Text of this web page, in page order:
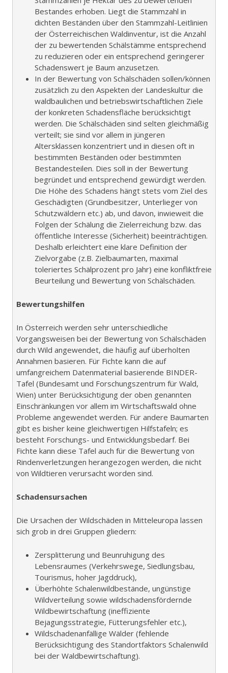
Bestandes erhoben. Liegt die Stammzahl in
dichten Beständen über den Stammzahl-Leitlinien
der Österreichischen Waldinventur, ist die Anzahl
der zu bewertenden Schälstämme entsprechend
zu reduzieren oder ein entsprechend geringerer
Schadenswert je Baum anzusetzen.
In der Bewertung von Schälschäden sollen/können
zusätzlich zu den Aspekten der Landeskultur die
waldbaulichen und betriebswirtschaftlichen Ziele
der konkreten Schadensfläche berücksichtigt
werden. Die Schälschäden sind selten gleichmäßig
verteilt; sie sind vor allem in jüngeren
Altersklassen konzentriert und in diesen oft in
bestimmten Beständen oder bestimmten
Bestandesteilen. Dies soll in der Bewertung
begründet und entsprechend gewürdigt werden.
Die Höhe des Schadens hängt stets vom Ziel des
Geschädigten (Grundbesitzer, Unterlieger von
Schutzwäldern etc.) ab, und davon, inwieweit die
Folgen der Schälung die Zielerreichung bzw. das
öffentliche Interesse (Sicherheit) beeinträchtigen.
Deshalb erleichtert eine klare Definition der
Zielvorgabe (z.B. Zielbaumarten, maximal
toleriertes Schälprozent pro Jahr) eine konfliktfreie
Beurteilung und Bewertung von Schälschäden.
Bewertungshilfen
In Österreich werden sehr unterschiedliche
Vorgangsweisen bei der Bewertung von Schälschäden
durch Wild angewendet, die häufig auf überholten
Annahmen basieren. Für Fichte kann die auf
umfangreichem Datenmaterial basierende BINDER-
Tafel (Bundesamt und Forschungszentrum für Wald,
Wien) unter Berücksichtigung der oben genannten
Einschränkungen vor allem im Wirtschaftswald ohne
Probleme angewendet werden. Für andere Baumarten
gibt es bisher keine gleichwertigen Hilfstafeln; es
besteht Forschungs- und Entwicklungsbedarf. Bei
Fichte kann diese Tafel auch für die Bewertung von
Rindenverletzungen herangezogen werden, die nicht
von Wildtieren verursacht worden sind.
Schadensursachen
Die Ursachen der Wildschäden in Mitteleuropa lassen
sich grob in drei Gruppen gliedern:
Zersplitterung und Beunruhigung des
Lebensraumes (Verkehrswege, Siedlungsbau,
Tourismus, hoher Jagddruck),
Überhöhte Schalenwildbestände, ungünstige
Wildverteilung sowie wildschadensfördernde
Wildbewirtschaftung (ineffiziente
Bejagungsstrategie, Fütterungsfehler etc.),
Wildschadenanfällige Wälder (fehlende
Berücksichtigung des Standortfaktors Schalenwild
bei der Waldbewirtschaftung).